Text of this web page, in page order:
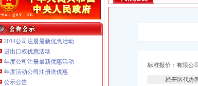
2014公司注册最新优惠活动
进出口权优惠活动
年度公司注册最新优惠活动
年度活动公司注册送优惠
公示公告
标准报价：有限公
经开区代办